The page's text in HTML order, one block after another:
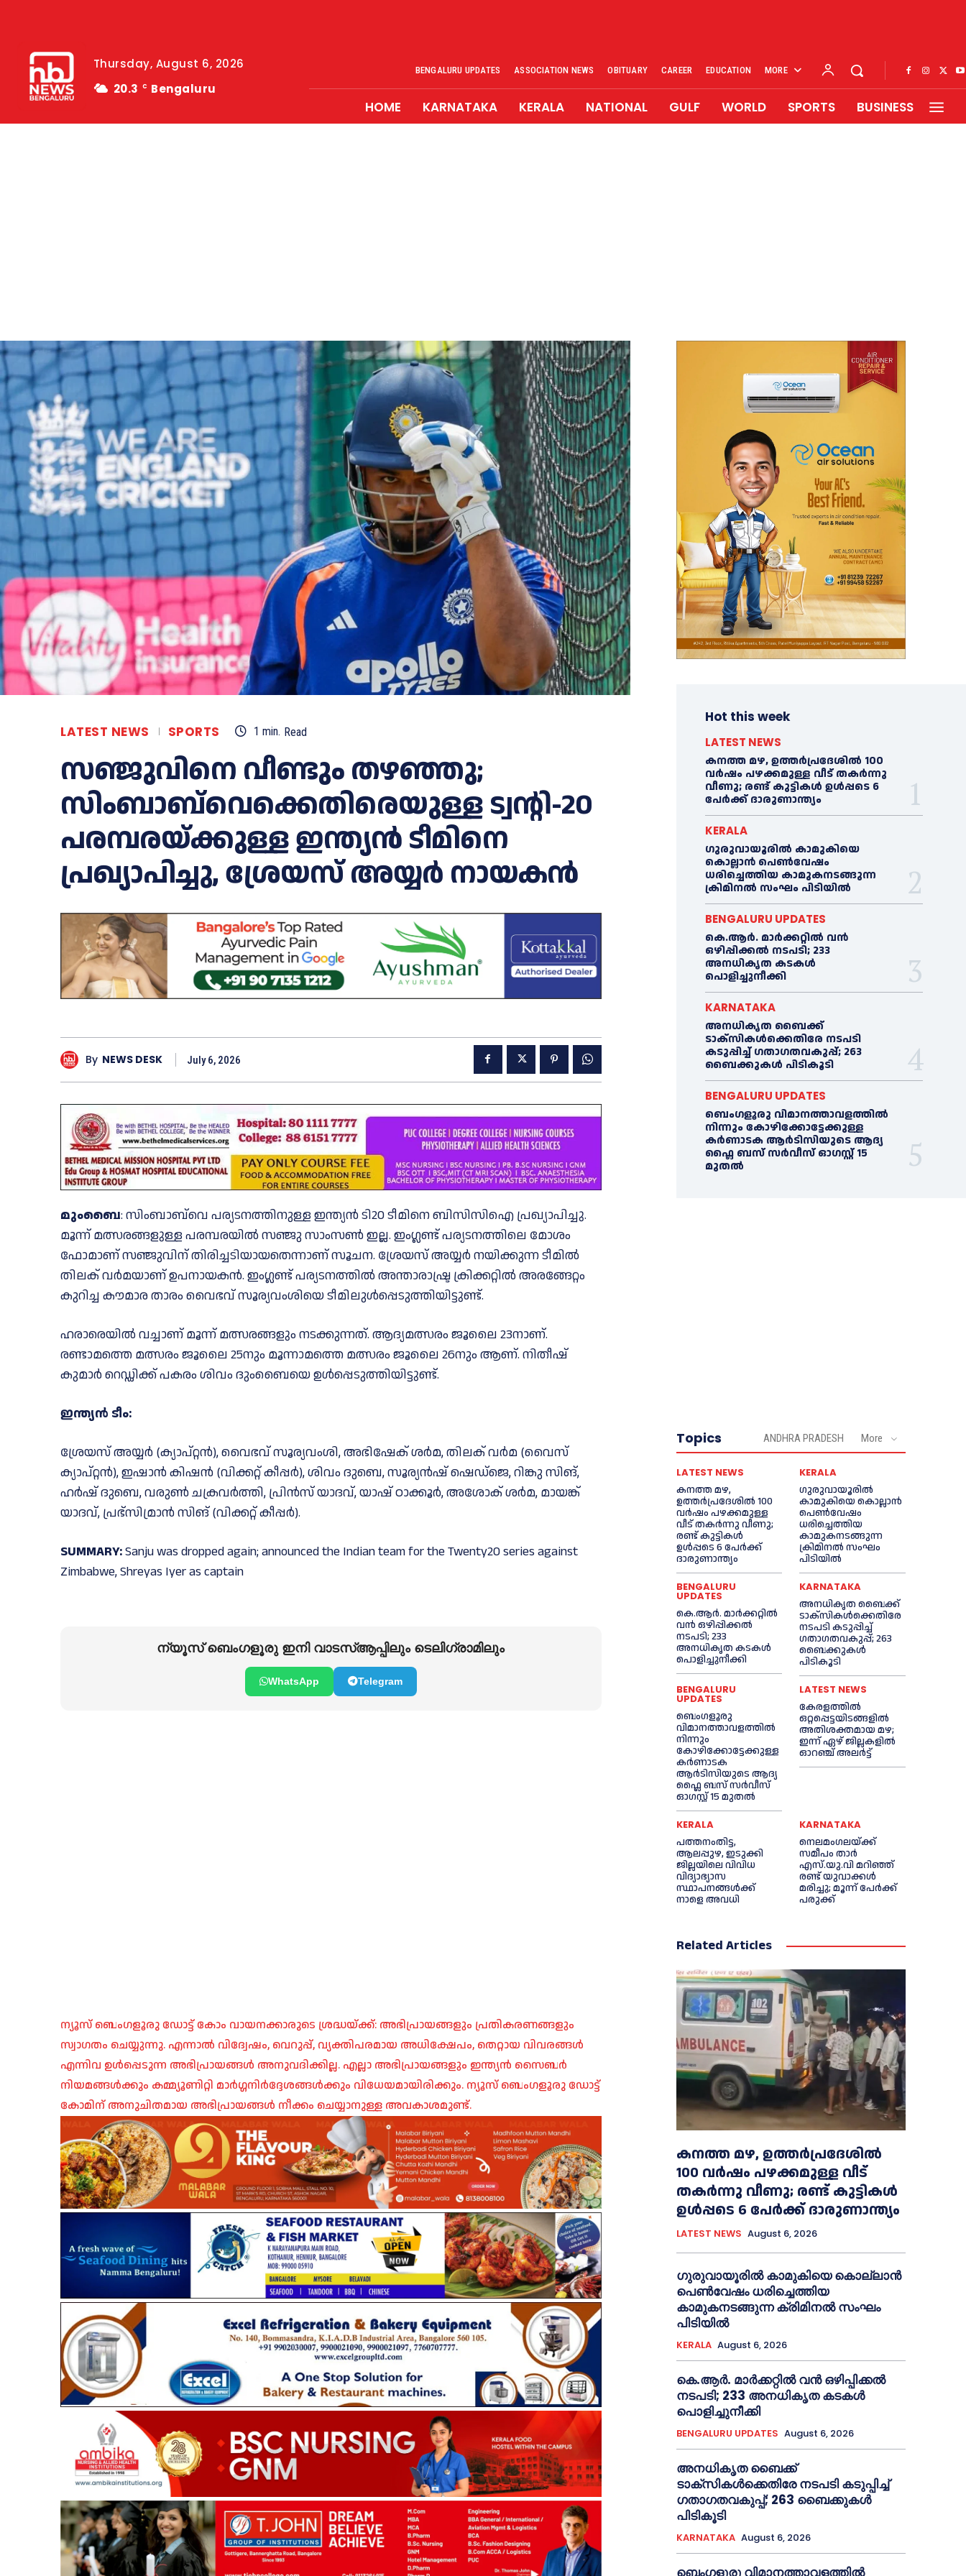
Thursday, August 6, 2026
20.3
C Bengaluru
BENGALURU UPDATES ASSOCIATION NEWS OBITUARY CAREER EDUCATION MORE
HOME KARNATAKA KERALA NATIONAL GULF WORLD SPORTS BUSINESS
LATEST NEWS SPORTS 1 min. Read
സഞ്ജുവിനെ വീണ്ടും തഴഞ്ഞു;
സിംബാബ്‌വെക്കെതിരെയുള്ള ട്വന്റി-20
പരമ്പരയ്ക്കുള്ള ഇന്ത്യൻ ടീമിനെ
പ്രഖ്യാപിച്ചു, ശ്രേയസ് അയ്യർ നായകൻ
By NEWS DESK July 6, 2026
മുംബൈ: സിംബാബ്‌വെ പര്യടനത്തിനുള്ള ഇന്ത്യൻ ടി20 ടീമിനെ ബിസിസിഐ പ്രഖ്യാപിച്ചു.
മൂന്ന് മത്സരങ്ങളുള്ള പരമ്പരയില്‍ സഞ്ജു സാംസണ്‍ ഇല്ല. ഇംഗ്ലണ്ട് പര്യടനത്തിലെ മോശം
ഫോമാണ് സഞ്ജുവിന് തിരിച്ചടിയായതെന്നാണ് സൂചന. ശ്രേയസ് അയ്യർ നയിക്കുന്ന ടീമിൽ
തിലക് വർമയാണ് ഉപനായകൻ. ഇംഗ്ലണ്ട് പര്യടനത്തിൽ അന്താരാഷ്ട്ര ക്രിക്കറ്റിൽ അരങ്ങേറ്റം
കുറിച്ച കൗമാര താരം വൈഭവ് സൂര്യവംശിയെ ടീമിലുൾപ്പെടുത്തിയിട്ടുണ്ട്.
ഹരാരെയില്‍ വച്ചാണ് മൂന്ന് മത്സരങ്ങളും നടക്കുന്നത്. ആദ്യമത്സരം ജൂലൈ 23നാണ്.
രണ്ടാമത്തെ മത്സരം ജൂലൈ 25നും മൂന്നാമത്തെ മത്സരം ജൂലൈ 26നും ആണ്. നിതീഷ്
കുമാര്‍ റെഡ്ഡിക്ക് പകരം ശിവം ദുംബൈയെ ഉള്‍പ്പെടുത്തിയിട്ടുണ്ട്.
ഇന്ത്യന്‍ ടീം:
ശ്രേയസ് അയ്യര്‍ (ക്യാപ്റ്റന്‍), വൈഭവ് സൂര്യവംശി, അഭിഷേക് ശര്‍മ, തിലക് വര്‍മ (വൈസ്
ക്യാപ്റ്റന്‍), ഇഷാന്‍ കിഷന്‍ (വിക്കറ്റ് കീപ്പര്‍), ശിവം ദുബെ, സൂര്യന്‍ഷ് ഷെഡ്‌ജെ, റിങ്കു സിങ്,
ഹര്‍ഷ് ദുബെ, വരുണ്‍ ചക്രവര്‍ത്തി, പ്രിന്‍സ് യാദവ്, യാഷ് ഠാക്കൂര്‍, അശോക് ശര്‍മ, മായങ്ക്
യാദവ്, പ്രഭ്‌സിമ്രാന്‍ സിങ് (വിക്കറ്റ് കീപ്പര്‍).
SUMMARY:Sanju was dropped again; announced the Indian team for the Twenty20 series against
Zimbabwe, Shreyas Iyer as captain
ന്യൂസ് ബെംഗളൂരു ഇനി വാടസ്ആപ്പിലും ടെലിഗ്രാമിലും
WhatsApp Telegram
ന്യൂസ് ബെംഗളൂരു ഡോട്ട് കോം വായനക്കാരുടെ ശ്രദ്ധയ്ക്ക്: അഭിപ്രായങ്ങളും പ്രതികരണങ്ങളും
സ്വാഗതം ചെയ്യുന്നു. എന്നാൽ വിദ്വേഷം, വെറുപ്പ്, വ്യക്തിപരമായ അധിക്ഷേപം, തെറ്റായ വിവരങ്ങൾ
എന്നിവ ഉൾപ്പെടുന്ന അഭിപ്രായങ്ങൾ അനുവദിക്കില്ല. എല്ലാ അഭിപ്രായങ്ങളും ഇന്ത്യൻ സൈബർ
നിയമങ്ങൾക്കും കമ്മ്യൂണിറ്റി മാർഗ്ഗനിർദ്ദേശങ്ങൾക്കും വിധേയമായിരിക്കും. ന്യൂസ് ബെംഗളൂരു ഡോട്ട്
കോമിന് അനുചിതമായ അഭിപ്രായങ്ങൾ നീക്കം ചെയ്യാനുള്ള അവകാശമുണ്ട്.
Hot this week
LATEST NEWS
കനത്ത മഴ, ഉത്തര്‍പ്രദേശില്‍ 100
വർഷം പഴക്കമുള്ള വീട് തകർന്നു
വീണു; രണ്ട് കുട്ടികള്‍ ഉള്‍പ്പടെ 6
പേര്‍ക്ക് ദാരുണാന്ത്യം
KERALA
ഗുരുവായൂരില്‍ കാമുകിയെ
കൊല്ലാൻ പെണ്‍വേഷം
ധരിച്ചെത്തിയ കാമുകനടങ്ങുന്ന
ക്രിമിനൽ സംഘം പിടിയില്‍
BENGALURU UPDATES
കെ.ആർ. മാർക്കറ്റിൽ വൻ
ഒഴിപ്പിക്കൽ നടപടി; 233
അനധികൃത കടകൾ
പൊളിച്ചുനീക്കി
KARNATAKA
അനധികൃത ബൈക്ക്
ടാക്‌സികൾക്കെതിരേ നടപടി
കടുപ്പിച്ച് ഗതാഗതവകുപ്പ്; 263
ബൈക്കുകള്‍ പിടികൂടി
BENGALURU UPDATES
ബെംഗളൂരു വിമാനത്താവളത്തിൽ
നിന്നും കോഴിക്കോട്ടേക്കുള്ള
കർണാടക ആർടിസിയുടെ ആദ്യ
ഫ്ലൈ ബസ് സര്‍വീസ് ഓഗസ്റ്റ് 15
മുതല്‍
Topics ANDHRA PRADESH More
LATEST NEWS
കനത്ത മഴ,
ഉത്തര്‍പ്രദേശില്‍ 100
വർഷം പഴക്കമുള്ള
വീട് തകർന്നു വീണു;
രണ്ട് കുട്ടികള്‍
ഉള്‍പ്പടെ 6 പേര്‍ക്ക്
ദാരുണാന്ത്യം
KERALA
ഗുരുവായൂരില്‍
കാമുകിയെ കൊല്ലാൻ
പെണ്‍വേഷം
ധരിച്ചെത്തിയ
കാമുകനടങ്ങുന്ന
ക്രിമിനൽ സംഘം
പിടിയില്‍
BENGALURU
UPDATES
കെ.ആർ. മാർക്കറ്റിൽ
വൻ ഒഴിപ്പിക്കൽ
നടപടി; 233
അനധികൃത കടകൾ
പൊളിച്ചുനീക്കി
KARNATAKA
അനധികൃത ബൈക്ക്
ടാക്‌സികൾക്കെതിരേ
നടപടി കടുപ്പിച്ച്
ഗതാഗതവകുപ്പ്; 263
ബൈക്കുകള്‍
പിടികൂടി
BENGALURU
UPDATES
ബെംഗളൂരു
വിമാനത്താവളത്തിൽ
നിന്നും
കോഴിക്കോട്ടേക്കുള്ള
കർണാടക
ആർടിസിയുടെ ആദ്യ
ഫ്ലൈ ബസ് സര്‍വീസ്
ഓഗസ്റ്റ് 15 മുതല്‍
LATEST NEWS
കേരളത്തില്‍
ഒറ്റപ്പെട്ടയിടങ്ങളില്‍
അതിശക്തമായ മഴ;
ഇന്ന് ഏഴ് ജില്ലകളില്‍
ഓറഞ്ച് അലര്‍ട്ട്
KERALA
പത്തനംതിട്ട,
ആലപ്പുഴ, ഇടുക്കി
ജില്ലയിലെ വിവിധ
വിദ്യാഭ്യാസ
സ്ഥാപനങ്ങള്‍ക്ക്
നാളെ അവധി
KARNATAKA
നെലമംഗലയ്ക്ക്
സമീപം താർ
എസ്‌.യു.വി മറിഞ്ഞ്
രണ്ട് യുവാക്കൾ
മരിച്ചു; മൂന്ന് പേർക്ക്
പരുക്ക്
Related Articles
കനത്ത മഴ, ഉത്തര്‍പ്രദേശില്‍
100 വർഷം പഴക്കമുള്ള വീട്
തകർന്നു വീണു; രണ്ട് കുട്ടികള്‍
ഉള്‍പ്പടെ 6 പേര്‍ക്ക് ദാരുണാന്ത്യം
LATEST NEWS August 6, 2026
ഗുരുവായൂരില്‍ കാമുകിയെ കൊല്ലാൻ
പെണ്‍വേഷം ധരിച്ചെത്തിയ
കാമുകനടങ്ങുന്ന ക്രിമിനൽ സംഘം
പിടിയില്‍
KERALA August 6, 2026
കെ.ആർ. മാർക്കറ്റിൽ വൻ ഒഴിപ്പിക്കൽ
നടപടി; 233 അനധികൃത കടകൾ
പൊളിച്ചുനീക്കി
BENGALURU UPDATES August 6, 2026
അനധികൃത ബൈക്ക്
ടാക്‌സികൾക്കെതിരേ നടപടി കടുപ്പിച്ച്
ഗതാഗതവകുപ്പ്; 263 ബൈക്കുകള്‍
പിടികൂടി
KARNATAKA August 6, 2026
ബെംഗളൂരു വിമാനത്താവളത്തിൽ